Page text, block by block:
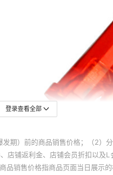
登录查看全部
期）前的商品销售价格；（2
铺返利金、店铺会员折扣以
销售价格指商品页面当日展示